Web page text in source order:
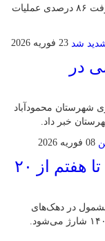
جایگزینی آن با روش‌های مکانیزه و علمی، از پیشرفت ۸۶ درصدی عملیات
23 فوریه 2026
در
شهرستان محمودآباد
خبر داد.
08 فوریه 2026
شارژ کالابرگ دهک‌های چهارم تا هفتم از ۲۰
مشمول در دهک‌های